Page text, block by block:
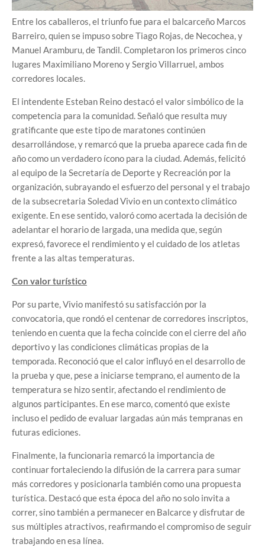
Entre los caballeros, el triunfo fue para el balcarceño Marcos
Barreiro, quien se impuso sobre Tiago Rojas, de Necochea, y
Manuel Aramburu, de Tandil. Completaron los primeros cinco
lugares Maximiliano Moreno y Sergio Villarruel, ambos
corredores locales.
El intendente Esteban Reino destacó el valor simbólico de la
competencia para la comunidad. Señaló que resulta muy
gratificante que este tipo de maratones continúen
desarrollándose, y remarcó que la prueba aparece cada fin de
año como un verdadero ícono para la ciudad. Además, felicitó
al equipo de la Secretaría de Deporte y Recreación por la
organización, subrayando el esfuerzo del personal y el trabajo
de la subsecretaria Soledad Vivio en un contexto climático
exigente. En ese sentido, valoró como acertada la decisión de
adelantar el horario de largada, una medida que, según
expresó, favorece el rendimiento y el cuidado de los atletas
frente a las altas temperaturas.
Con valor turístico
Por su parte, Vivio manifestó su satisfacción por la
convocatoria, que rondó el centenar de corredores inscriptos,
teniendo en cuenta que la fecha coincide con el cierre del año
deportivo y las condiciones climáticas propias de la
temporada. Reconoció que el calor influyó en el desarrollo de
la prueba y que, pese a iniciarse temprano, el aumento de la
temperatura se hizo sentir, afectando el rendimiento de
algunos participantes. En ese marco, comentó que existe
incluso el pedido de evaluar largadas aún más tempranas en
futuras ediciones.
Finalmente, la funcionaria remarcó la importancia de
continuar fortaleciendo la difusión de la carrera para sumar
más corredores y posicionarla también como una propuesta
turística. Destacó que esta época del año no solo invita a
correr, sino también a permanecer en Balcarce y disfrutar de
sus múltiples atractivos, reafirmando el compromiso de seguir
trabajando en esa línea.